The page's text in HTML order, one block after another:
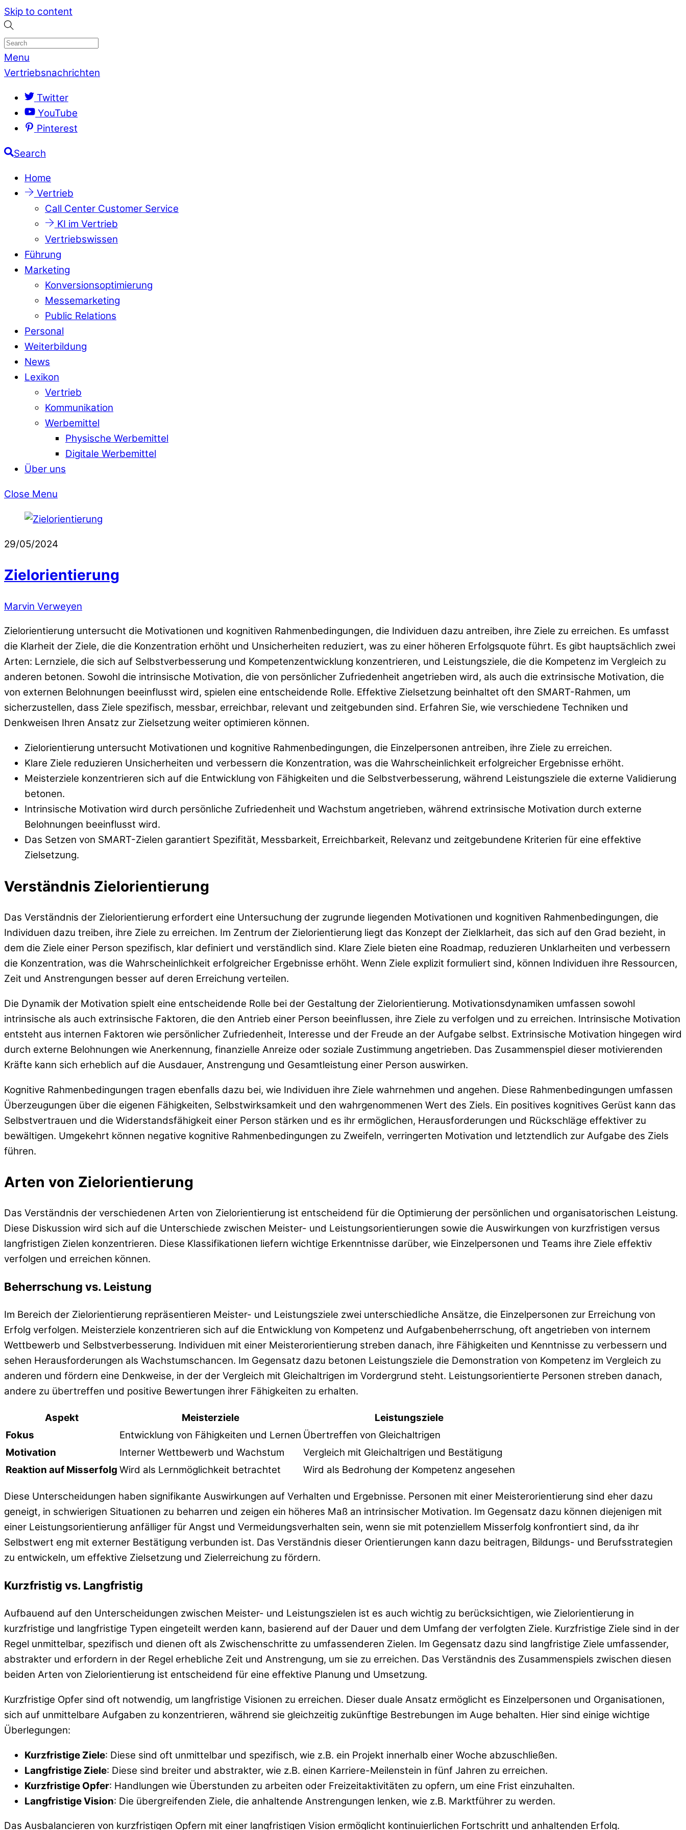
Skip to content
Menu
Vertriebsnachrichten
Twitter
YouTube
Pinterest
Search
Home
Vertrieb
Call Center Customer Service
KI im Vertrieb
Vertriebswissen
Führung
Marketing
Konversionsoptimierung
Messemarketing
Public Relations
Personal
Weiterbildung
News
Lexikon
Vertrieb
Kommunikation
Werbemittel
Physische Werbemittel
Digitale Werbemittel
Über uns
Close Menu
29/05/2024
Zielorientierung
Marvin Verweyen
Zielorientierung untersucht die Motivationen und kognitiven Rahmenbedingungen, die Individuen dazu antreiben, ihre Ziele zu erreichen. Es umfasst
die Klarheit der Ziele, die die Konzentration erhöht und Unsicherheiten reduziert, was zu einer höheren Erfolgsquote führt. Es gibt hauptsächlich zwei
Arten: Lernziele, die sich auf Selbstverbesserung und Kompetenzentwicklung konzentrieren, und Leistungsziele, die die Kompetenz im Vergleich zu
anderen betonen. Sowohl die intrinsische Motivation, die von persönlicher Zufriedenheit angetrieben wird, als auch die extrinsische Motivation, die
von externen Belohnungen beeinflusst wird, spielen eine entscheidende Rolle. Effektive Zielsetzung beinhaltet oft den SMART-Rahmen, um
sicherzustellen, dass Ziele spezifisch, messbar, erreichbar, relevant und zeitgebunden sind. Erfahren Sie, wie verschiedene Techniken und
Denkweisen Ihren Ansatz zur Zielsetzung weiter optimieren können.
Zielorientierung untersucht Motivationen und kognitive Rahmenbedingungen, die Einzelpersonen antreiben, ihre Ziele zu erreichen.
Klare Ziele reduzieren Unsicherheiten und verbessern die Konzentration, was die Wahrscheinlichkeit erfolgreicher Ergebnisse erhöht.
Meisterziele konzentrieren sich auf die Entwicklung von Fähigkeiten und die Selbstverbesserung, während Leistungsziele die externe Validierung
betonen.
Intrinsische Motivation wird durch persönliche Zufriedenheit und Wachstum angetrieben, während extrinsische Motivation durch externe
Belohnungen beeinflusst wird.
Das Setzen von SMART-Zielen garantiert Spezifität, Messbarkeit, Erreichbarkeit, Relevanz und zeitgebundene Kriterien für eine effektive
Zielsetzung.
Verständnis Zielorientierung
Das Verständnis der Zielorientierung erfordert eine Untersuchung der zugrunde liegenden Motivationen und kognitiven Rahmenbedingungen, die
Individuen dazu treiben, ihre Ziele zu erreichen. Im Zentrum der Zielorientierung liegt das Konzept der Zielklarheit, das sich auf den Grad bezieht, in
dem die Ziele einer Person spezifisch, klar definiert und verständlich sind. Klare Ziele bieten eine Roadmap, reduzieren Unklarheiten und verbessern
die Konzentration, was die Wahrscheinlichkeit erfolgreicher Ergebnisse erhöht. Wenn Ziele explizit formuliert sind, können Individuen ihre Ressourcen,
Zeit und Anstrengungen besser auf deren Erreichung verteilen.
Die Dynamik der Motivation spielt eine entscheidende Rolle bei der Gestaltung der Zielorientierung. Motivationsdynamiken umfassen sowohl
intrinsische als auch extrinsische Faktoren, die den Antrieb einer Person beeinflussen, ihre Ziele zu verfolgen und zu erreichen. Intrinsische Motivation
entsteht aus internen Faktoren wie persönlicher Zufriedenheit, Interesse und der Freude an der Aufgabe selbst. Extrinsische Motivation hingegen wird
durch externe Belohnungen wie Anerkennung, finanzielle Anreize oder soziale Zustimmung angetrieben. Das Zusammenspiel dieser motivierenden
Kräfte kann sich erheblich auf die Ausdauer, Anstrengung und Gesamtleistung einer Person auswirken.
Kognitive Rahmenbedingungen tragen ebenfalls dazu bei, wie Individuen ihre Ziele wahrnehmen und angehen. Diese Rahmenbedingungen umfassen
Überzeugungen über die eigenen Fähigkeiten, Selbstwirksamkeit und den wahrgenommenen Wert des Ziels. Ein positives kognitives Gerüst kann das
Selbstvertrauen und die Widerstandsfähigkeit einer Person stärken und es ihr ermöglichen, Herausforderungen und Rückschläge effektiver zu
bewältigen. Umgekehrt können negative kognitive Rahmenbedingungen zu Zweifeln, verringerten Motivation und letztendlich zur Aufgabe des Ziels
führen.
Arten von Zielorientierung
Das Verständnis der verschiedenen Arten von Zielorientierung ist entscheidend für die Optimierung der persönlichen und organisatorischen Leistung.
Diese Diskussion wird sich auf die Unterschiede zwischen Meister- und Leistungsorientierungen sowie die Auswirkungen von kurzfristigen versus
langfristigen Zielen konzentrieren. Diese Klassifikationen liefern wichtige Erkenntnisse darüber, wie Einzelpersonen und Teams ihre Ziele effektiv
verfolgen und erreichen können.
Beherrschung vs. Leistung
Im Bereich der Zielorientierung repräsentieren Meister- und Leistungsziele zwei unterschiedliche Ansätze, die Einzelpersonen zur Erreichung von
Erfolg verfolgen. Meisterziele konzentrieren sich auf die Entwicklung von Kompetenz und Aufgabenbeherrschung, oft angetrieben von internem
Wettbewerb und Selbstverbesserung. Individuen mit einer Meisterorientierung streben danach, ihre Fähigkeiten und Kenntnisse zu verbessern und
sehen Herausforderungen als Wachstumschancen. Im Gegensatz dazu betonen Leistungsziele die Demonstration von Kompetenz im Vergleich zu
anderen und fördern eine Denkweise, in der der Vergleich mit Gleichaltrigen im Vordergrund steht. Leistungsorientierte Personen streben danach,
andere zu übertreffen und positive Bewertungen ihrer Fähigkeiten zu erhalten.
Aspekt Meisterziele
Leistungsziele
Fokus
Entwicklung von Fähigkeiten und Lernen Übertreffen von Gleichaltrigen
Motivation
Interner Wettbewerb und Wachstum
Vergleich mit Gleichaltrigen und Bestätigung
Reaktion auf Misserfolg Wird als Lernmöglichkeit betrachtet Wird als Bedrohung der Kompetenz angesehen
Diese Unterscheidungen haben signifikante Auswirkungen auf Verhalten und Ergebnisse. Personen mit einer Meisterorientierung sind eher dazu
geneigt, in schwierigen Situationen zu beharren und zeigen ein höheres Maß an intrinsischer Motivation. Im Gegensatz dazu können diejenigen mit
einer Leistungsorientierung anfälliger für Angst und Vermeidungsverhalten sein, wenn sie mit potenziellem Misserfolg konfrontiert sind, da ihr
Selbstwert eng mit externer Bestätigung verbunden ist. Das Verständnis dieser Orientierungen kann dazu beitragen, Bildungs- und Berufsstrategien
zu entwickeln, um effektive Zielsetzung und Zielerreichung zu fördern.
Kurzfristig vs. Langfristig
Aufbauend auf den Unterscheidungen zwischen Meister- und Leistungszielen ist es auch wichtig zu berücksichtigen, wie Zielorientierung in
kurzfristige und langfristige Typen eingeteilt werden kann, basierend auf der Dauer und dem Umfang der verfolgten Ziele. Kurzfristige Ziele sind in der
Regel unmittelbar, spezifisch und dienen oft als Zwischenschritte zu umfassenderen Zielen. Im Gegensatz dazu sind langfristige Ziele umfassender,
abstrakter und erfordern in der Regel erhebliche Zeit und Anstrengung, um sie zu erreichen. Das Verständnis des Zusammenspiels zwischen diesen
beiden Arten von Zielorientierung ist entscheidend für eine effektive Planung und Umsetzung.
Kurzfristige Opfer sind oft notwendig, um langfristige Visionen zu erreichen. Dieser duale Ansatz ermöglicht es Einzelpersonen und Organisationen,
sich auf unmittelbare Aufgaben zu konzentrieren, während sie gleichzeitig zukünftige Bestrebungen im Auge behalten. Hier sind einige wichtige
Überlegungen:
Kurzfristige Ziele: Diese sind oft unmittelbar und spezifisch, wie z.B. ein Projekt innerhalb einer Woche abzuschließen.
Langfristige Ziele: Diese sind breiter und abstrakter, wie z.B. einen Karriere-Meilenstein in fünf Jahren zu erreichen.
Kurzfristige Opfer: Handlungen wie Überstunden zu arbeiten oder Freizeitaktivitäten zu opfern, um eine Frist einzuhalten.
Langfristige Vision: Die übergreifenden Ziele, die anhaltende Anstrengungen lenken, wie z.B. Marktführer zu werden.
Das Ausbalancieren von kurzfristigen Opfern mit einer langfristigen Vision ermöglicht kontinuierlichen Fortschritt und anhaltenden Erfolg.